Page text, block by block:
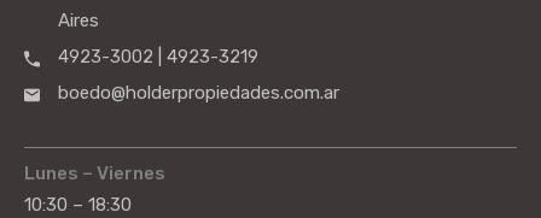
Aires
4923-3002 | 4923-3219
boedo@holderpropiedades.com.ar
Lunes – Viernes
10:30 – 18:30